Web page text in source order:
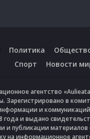
Политика
Спорт
Новости
агентство
Зарегистрировано в
и коммуникаций
года и выдано
и публикации
на информационное